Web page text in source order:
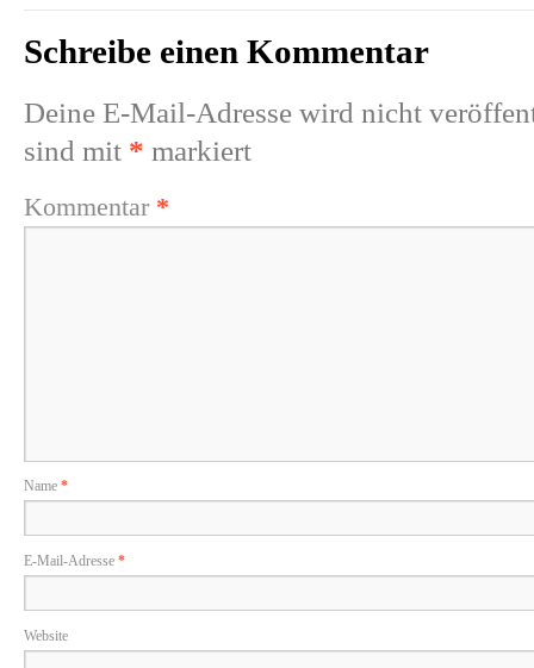
Schreibe einen Kommentar
Deine E-Mail-Adresse wird nicht
sind mit * markiert
Kommentar *
Name *
E-Mail-Adresse *
Website